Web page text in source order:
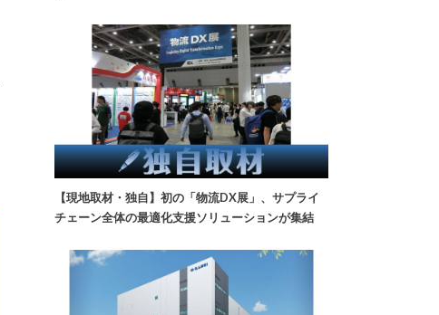
【現地取材・独自】初の「物流DX展」、サプライ
チェーン全体の最適化支援ソリューションが集結